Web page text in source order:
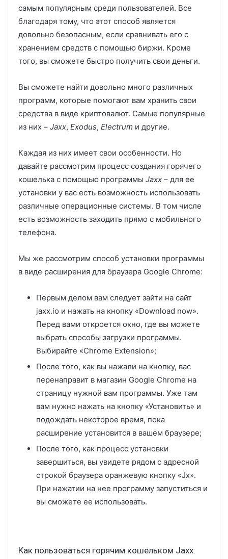
самым популярным среди пользователей. Все
благодаря тому, что этот способ является
довольно безопасным, если сравнивать его с
хранением средств с помощью биржи. Кроме
того, вы сможете быстро получить свои деньги.
Вы сможете найти довольно много различных
программ, которые помогают вам хранить свои
средства в виде криптовалют. Самые популярные
из них – Jaxx, Exodus, Electrum и другие.
Каждая из них имеет свои особенности. Но
давайте рассмотрим процесс создания горячего
кошелька с помощью программы Jaxx – для ее
установки у вас есть возможность использовать
различные операционные системы. В том числе
есть возможность заходить прямо с мобильного
телефона.
Мы же рассмотрим способ установки программы
в виде расширения для браузера Google Chrome:
Первым делом вам следует зайти на сайт
jaxx.io и нажать на кнопку «Download now».
Перед вами откроется окно, где вы можете
выбрать способы загрузки программы.
Выбирайте «Chrome Extension»;
После того, как вы нажали на кнопку, вас
перенаправит в магазин Google Chrome на
страницу нужной вам программы. Уже там
вам нужно нажать на кнопку «Установить» и
подождать некоторое время, пока
расширение установится в вашем браузере;
После того, как процесс установки
завершиться, вы увидете рядом с адресной
строкой браузера оранжевую кнопку «Jx».
При нажатии на нее программу запуститься и
вы сможете ее использовать.
Как пользоваться горячим кошельком Jaxx: